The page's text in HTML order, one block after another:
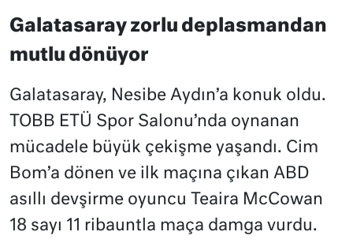
Galatasaray zorlu deplasmandan
mutlu dönüyor
Galatasaray, Nesibe Aydın’a konuk oldu.
TOBB ETÜ Spor Salonu’nda oynanan
mücadele büyük çekişme yaşandı. Cim
Bom’a dönen ve ilk maçına çıkan ABD
asıllı devşirme oyuncu Teaira McCowan
18 sayı 11 ribauntla maça damga vurdu.